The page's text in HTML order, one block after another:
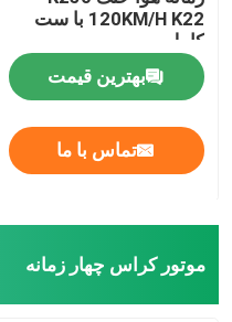
120KM/H K22 با ست
کامل
بهترین قیمت
تماس با ما
موتور کراس چهار زمانه